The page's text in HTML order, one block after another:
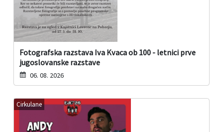
Fotografska razstava Iva Kvaca ob 100 - letnici prve
jugoslovanske razstave
06. 08. 2026
Cirkulane